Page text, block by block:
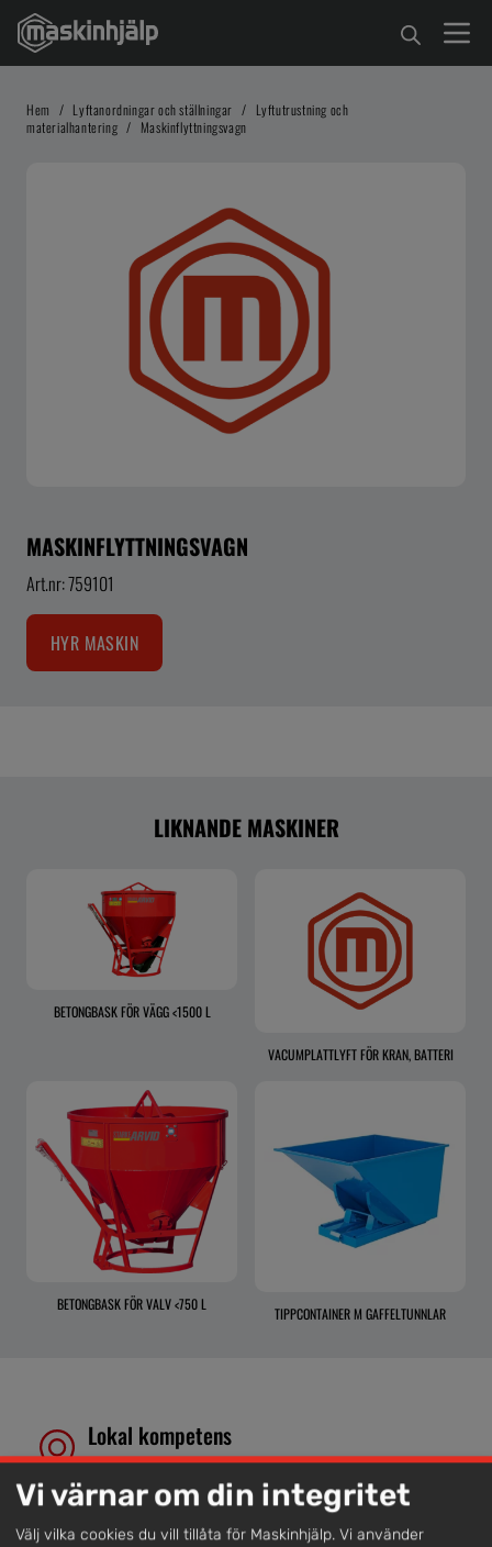
Hem / Lyftanordningar och ställningar / Lyftutrustning och
materialhantering / Maskinflyttningsvagn
MASKINFLYTTNINGSVAGN
Art.nr: 759101
HYR MASKIN
LIKNANDE MASKINER
BETONGBASK FÖR VÄGG <1500 L
VACUMPLATTLYFT FÖR KRAN, BATTERI
BETONGBASK FÖR VALV <750 L
TIPPCONTAINER M GAFFELTUNNLAR
Lokal kompetens
helhetslösningar.
Vi värnar om din integritet
Välj vilka cookies du vill tillåta för Maskinhjälp. Vi använder